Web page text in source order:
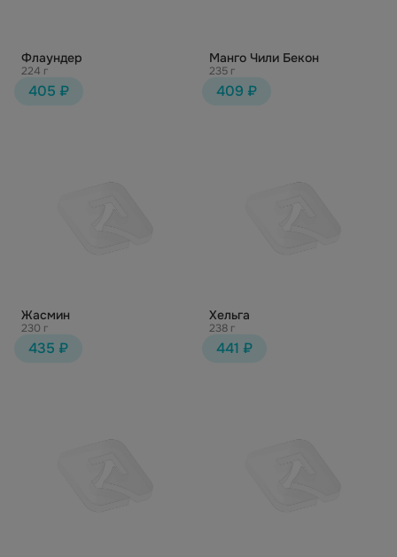
Флаундер
224 г
405 ₽
Манго Чили Бекон
235 г
409 ₽
Жасмин
230 г
435 ₽
Хельга
238 г
441 ₽